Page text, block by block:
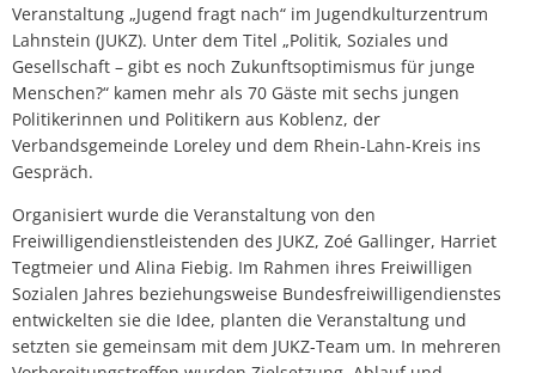
Veranstaltung „Jugend fragt nach“ im Jugendkulturzentrum
Lahnstein (JUKZ). Unter dem Titel „Politik, Soziales und
Gesellschaft – gibt es noch Zukunftsoptimismus für junge
Menschen?“ kamen mehr als 70 Gäste mit sechs jungen
Politikerinnen und Politikern aus Koblenz, der
Verbandsgemeinde Loreley und dem Rhein-Lahn-Kreis ins
Gespräch.
Organisiert wurde die Veranstaltung von den
Freiwilligendienstleistenden des JUKZ, Zoé Gallinger, Harriet
Tegtmeier und Alina Fiebig. Im Rahmen ihres Freiwilligen
Sozialen Jahres beziehungsweise Bundesfreiwilligendienstes
entwickelten sie die Idee, planten die Veranstaltung und
setzten sie gemeinsam mit dem JUKZ-Team um. In mehreren